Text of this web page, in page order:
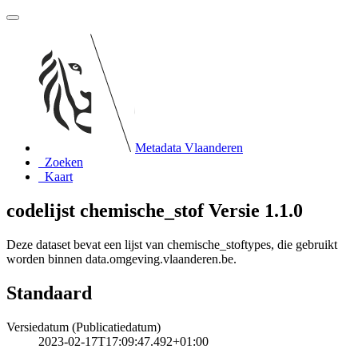
Metadata Vlaanderen
Zoeken
Kaart
codelijst chemische_stof Versie 1.1.0
Deze dataset bevat een lijst van chemische_stoftypes, die gebruikt
worden binnen data.omgeving.vlaanderen.be.
Standaard
Versiedatum (Publicatiedatum)
2023-02-17T17:09:47.492+01:00